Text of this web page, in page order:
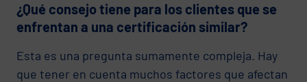
¿Qué consejo tiene para los clientes que se
enfrentan a una certificación similar?
Esta es una pregunta sumamente compleja. Hay
que tener en cuenta muchos factores que afectan